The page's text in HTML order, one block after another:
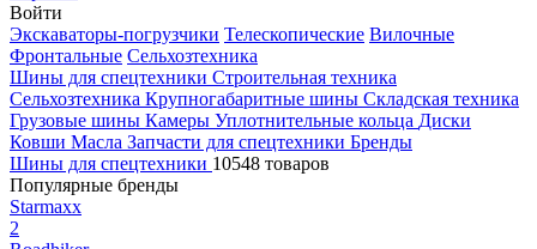
Войти
Экскаваторы-погрузчики Телескопические Вилочные
Фронтальные Сельхозтехника
Шины для спецтехники Строительная техника
Сельхозтехника Крупногабаритные шины Складская техника
Грузовые шины Камеры Уплотнительные кольца Диски
Ковши Масла Запчасти для спецтехники Бренды
Шины для спецтехники 10548 товаров
Популярные бренды
Starmaxx
2